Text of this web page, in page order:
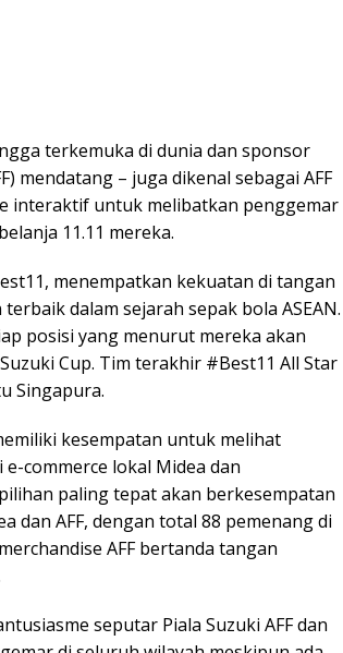
terkemuka di dunia dan sponsor
mendatang – juga dikenal sebagai AFF
interaktif untuk melibatkan penggemar
11.11 mereka.
menempatkan kekuatan di tangan
dalam sejarah sepak bola ASEAN.
posisi yang menurut mereka akan
Cup. Tim terakhir #Best11 All Star
Singapura.
kesempatan untuk melihat
commerce lokal Midea dan
paling tepat akan berkesempatan
dan AFF, dengan total 88 pemenang di
AFF bertanda tangan
seputar Piala Suzuki AFF dan